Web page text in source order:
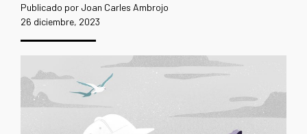
Publicado por Joan Carles Ambrojo
26 diciembre, 2023